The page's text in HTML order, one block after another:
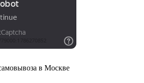
в Москве